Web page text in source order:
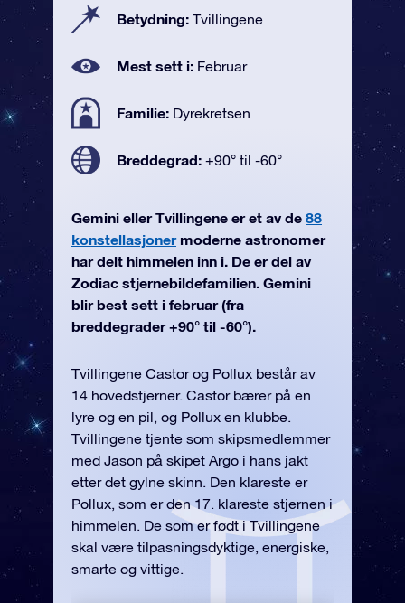
Betydning: Tvillingene
Mest sett i: Februar
Familie: Dyrekretsen
Breddegrad: +90° til -60°
Gemini eller Tvillingene er et av de 88
konstellasjonermoderne astronomer
har delt himmelen inn i. De er del av
Zodiac stjernebildefamilien. Gemini
blir best sett i februar (fra
breddegrader +90° til -60°).
Tvillingene Castor og Pollux består av
14 hovedstjerner. Castor bærer på en
lyre og en pil, og Pollux en klubbe.
Tvillingene tjente som skipsmedlemmer
med Jason på skipet Argo i hans jakt
etter det gylne skinn. Den klareste er
Pollux, som er den 17. klareste stjernen i
himmelen. De som er født i Tvillingene
skal være tilpasningsdyktige, energiske,
smarte og vittige.